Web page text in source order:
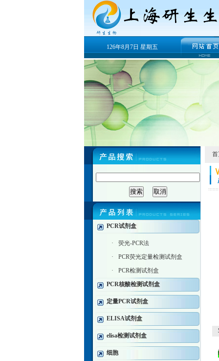
126年8月7日 星期五
PCR试剂盒
·
荧光-PCR法
·
PCR荧光定量检测试剂盒
·
PCR检测试剂盒
PCR核酸检测试剂盒
定量PCR试剂盒
ELISA试剂盒
elisa检测试剂盒
细胞
首